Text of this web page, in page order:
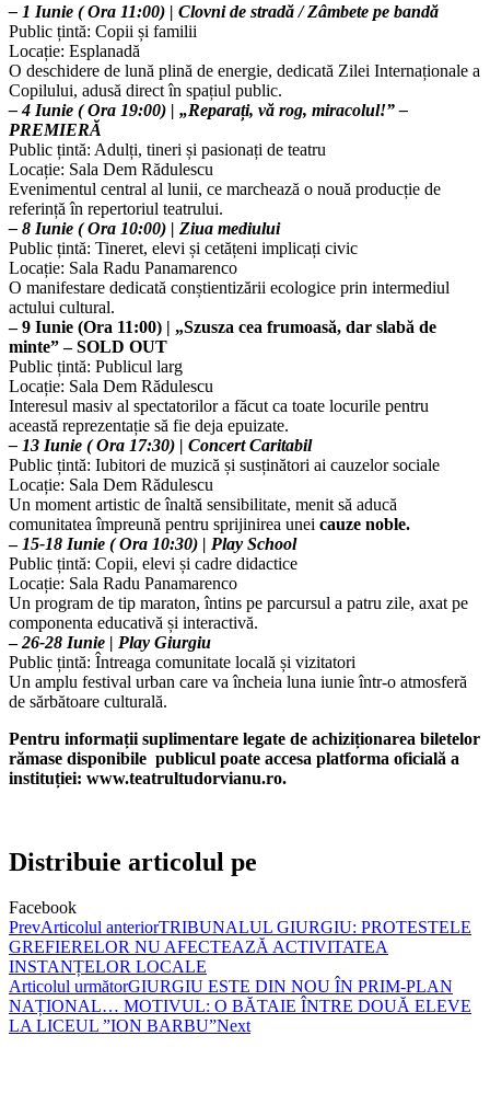
– 1 Iunie ( Ora 11:00) | Clovni de stradă / Zâmbete pe bandă
Public țintă: Copii și familii
Locație: Esplanadă
O deschidere de lună plină de energie, dedicată Zilei Internaționale a
Copilului, adusă direct în spațiul public.
– 4 Iunie ( Ora 19:00) | „Reparați, vă rog, miracolul!” –
PREMIERĂ
Public țintă: Adulți, tineri și pasionați de teatru
Locație: Sala Dem Rădulescu
Evenimentul central al lunii, ce marchează o nouă producție de
referință în repertoriul teatrului.
– 8 Iunie ( Ora 10:00) | Ziua mediului
Public țintă: Tineret, elevi și cetățeni implicați civic
Locație: Sala Radu Panamarenco
O manifestare dedicată conștientizării ecologice prin intermediul
actului cultural.
– 9 Iunie (Ora 11:00) | „Szusza cea frumoasă, dar slabă de
minte” – SOLD OUT
Public țintă: Publicul larg
Locație: Sala Dem Rădulescu
Interesul masiv al spectatorilor a făcut ca toate locurile pentru
această reprezentație să fie deja epuizate.
– 13 Iunie ( Ora 17:30) | Concert Caritabil
Public țintă: Iubitori de muzică și susținători ai cauzelor sociale
Locație: Sala Dem Rădulescu
Un moment artistic de înaltă sensibilitate, menit să aducă
comunitatea împreună pentru sprijinirea unei cauze noble.
–15-18 Iunie ( Ora 10:30) | Play School
Public țintă: Copii, elevi și cadre didactice
Locație: Sala Radu Panamarenco
Un program de tip maraton, întins pe parcursul a patru zile, axat pe
componenta educativă și interactivă.
–26-28 Iunie | Play Giurgiu
Public țintă: Întreaga comunitate locală și vizitatori
Un amplu festival urban care va încheia luna iunie într-o atmosferă
de sărbătoare culturală.
Pentru informații suplimentare legate de achiziționarea biletelor
rămase disponibile publicul poate accesa platforma oficială a
instituției: www.teatrultudorvianu.ro.
Distribuie articolul pe
Facebook
PrevArticolul anteriorTRIBUNALUL GIURGIU: PROTESTELE
GREFIERELOR NU AFECTEAZĂ ACTIVITATEA
INSTANȚELOR LOCALE
Articolul următorGIURGIU ESTE DIN NOU ÎN PRIM-PLAN
NAȚIONAL… MOTIVUL: O BĂTAIE ÎNTRE DOUĂ ELEVE
LA LICEUL ”ION BARBU”Next